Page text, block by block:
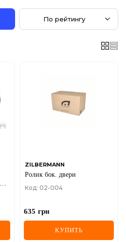
По рейтингу
ZILBERMANN
Ролик бок. двери
Код: 02-004
635 грн
КУПИТЬ